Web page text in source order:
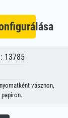
13785
vásznon,